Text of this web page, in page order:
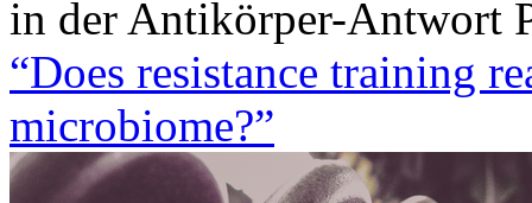
in der Antikörper-Antwort
“Does resistance training
microbiome?”